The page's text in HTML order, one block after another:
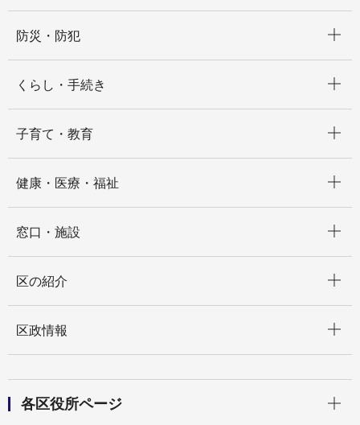
防災・防犯
くらし・手続き
子育て・教育
健康・医療・福祉
窓口・施設
区の紹介
区政情報
各区役所ページ